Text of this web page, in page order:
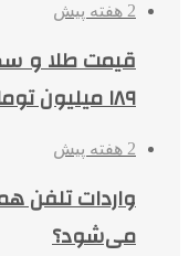
2 هفته پیش
قیمت طلا و
۱۸۹ میلیون تومان
2 هفته پیش
واردات تلفن
می‌شود؟